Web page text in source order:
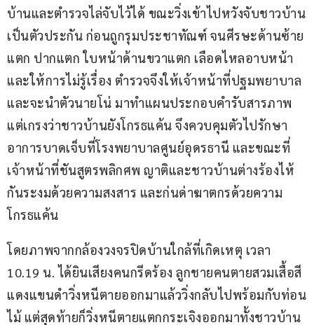
บ้านและตำรวจไล่จับไว้ได้ ขณะวิ่งเข้าไปหวังจับชาวบ้าน
เป็นตัวประกัน ก่อนถูกรุมประชาทัณฑ์ จนศีรษะด้านซ้าย
แตก ปากแตก ใบหน้าด้านขวาแตก เลือดไหลอาบหน้า
และให้การไม่รู้เรื่อง ตำรวจจึงให้เจ้าหน้าที่ปฐมพยาบาล
และจะนำตัวนายโน่ มาทำแผนประกอบคำรับสารภาพ
แต่เกรงว่าชาวบ้านยังโกรธแค้น จึงควบคุมตัวไปรักษา
อาการบาดเจ็บที่โรงพยาบาลศูนย์อุดรธานี และขณะที่
เจ้าหน้าที่ชันสูตรพลิกศพ ญาติและชาวบ้านต่างร้องไห้
กันระงมด้วยความสงสาร และก่นด่าฆาตกรด้วยความ
โกรธแค้น
โดยภาพจากกล้องวงจรปิดบ้านใกล้ที่เกิดเหตุ เวลา
10.19 น. ได้ยินเสียงคนกรีดร้อง ลูกชายคนตายสวมเสื้อสี
แดงแขนดำวิ่งหนีตายออกมาแล้ววิ่งกลับไปพร้อมกับท่อน
ไม้ แต่สุดท้ายก็วิ่งหนีตายแตกกระเจิงออกมาทั้งชาวบ้าน